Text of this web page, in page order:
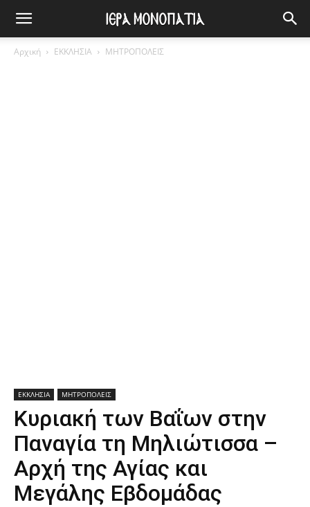
Αρχική ΕΚΚΛΗΣΙΑ ΜΗΤΡΟΠΟΛΕΙΣ
ΕΚΚΛΗΣΙΑ ΜΗΤΡΟΠΟΛΕΙΣ
Κυριακή των Βαΐων στην
Παναγία τη Μηλιώτισσα –
Αρχή της Αγίας και
Μεγάλης Εβδομάδας